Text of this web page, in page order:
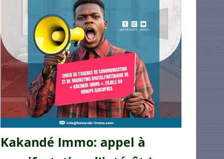
Kakandé Immo: appel à